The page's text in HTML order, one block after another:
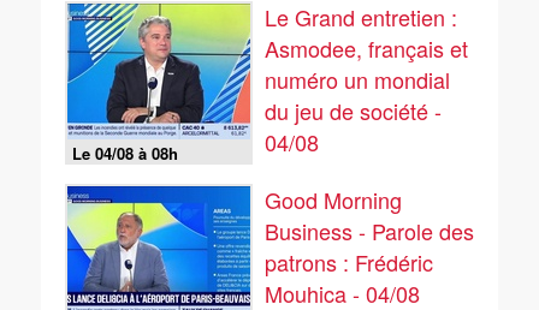
Le 04/08 à 08h
Le Grand entretien :
Asmodee, français et
numéro un mondial
du jeu de société -
04/08
Good Morning
Business - Parole des
patrons : Frédéric
Mouhica - 04/08